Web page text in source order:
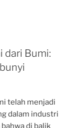
dari Bumi:
telah menjadi
dalam industri
di balik